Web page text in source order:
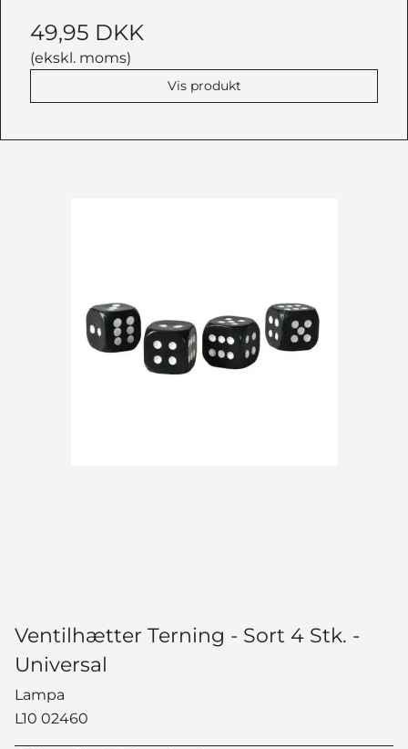
49,95 DKK
(ekskl. moms)
Vis produkt
Ventilhætter Terning - Sort 4 Stk. -
Universal
Lampa
L10 02460